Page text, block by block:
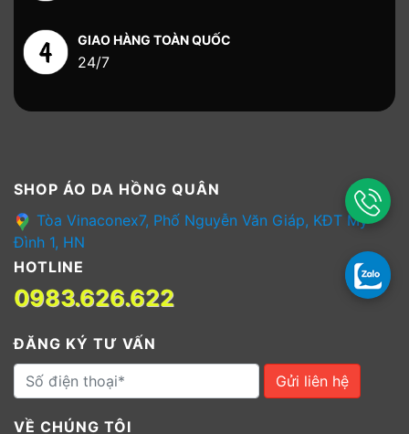
GIAO HÀNG TOÀN QUỐC
24/7
SHOP ÁO DA HỒNG QUÂN
Tòa Vinaconex7, Phố Nguyễn Văn Giáp, KĐT Mỹ
Đình 1, HN
HOTLINE
0983.626.622
ĐĂNG KÝ TƯ VẤN
Gửi liên hệ
VỀ CHÚNG TÔI